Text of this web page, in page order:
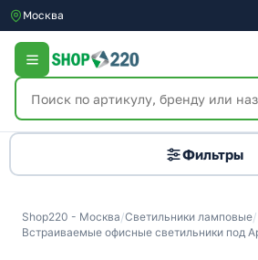
Москва
Фильтры
Shop220 - Москва/Светильники ламповые/
Встраиваемые офисные светильники под